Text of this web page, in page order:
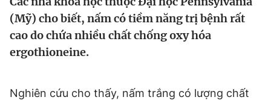
Chào ngày mới Tin 24h
Tin thị trường
Video Magazine
Tin đã xem
Đăng xuất
(Mỹ) cho biết, nấm có tiềm năng trị bệnh rất
cao do chứa nhiều chất chống oxy hóa
ergothioneine.
Nghiên cứu cho thấy, nấm trắng có lượng chất